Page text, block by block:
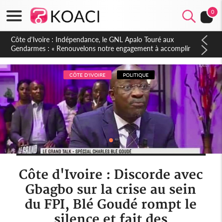
0
Sierra Leone : Un projet de réforme constitutionnelle en
gestation, points clés des amendements, un exclu d'avance
CÔTE D'IVOIRE POLITIQUE
Côte d'Ivoire : Discorde avec
Gbagbo sur la crise au sein
du FPI, Blé Goudé rompt le